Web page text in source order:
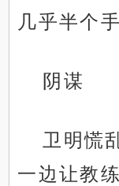
几乎半个
阴谋
卫明慌
一边让教